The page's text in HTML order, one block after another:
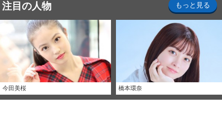
注目の人物 もっと見る
今田美桜 橋本環奈